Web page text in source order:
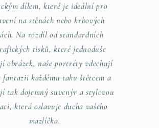
dílem, které je ideální pro
na stěnách nebo krbových
Na rozdíl od standardních
tisků, které jednoduše
obrázek, naše portréty vdechují
každému tahu štětcem a
tak dojemný suvenýr a stylovou
která oslavuje ducha vašeho
mazlíčka.